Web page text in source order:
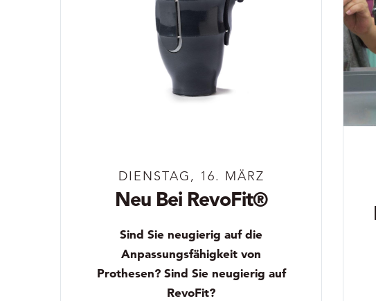
DIENSTAG, 16. MÄRZ
Neu Bei RevoFit®
Sind Sie neugierig auf die
Anpassungsfähigkeit von
Prothesen? Sind Sie neugierig auf
RevoFit?